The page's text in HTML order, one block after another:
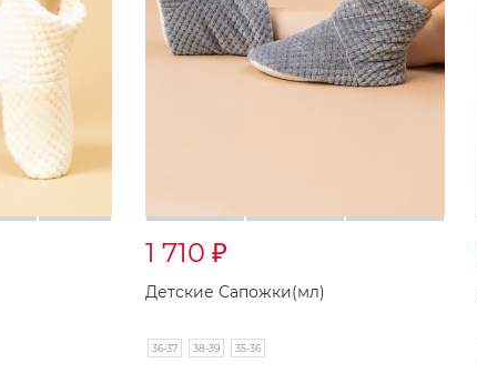
1 710 ₽
Детские Сапожки(мл)
36-37 38-39 35-36